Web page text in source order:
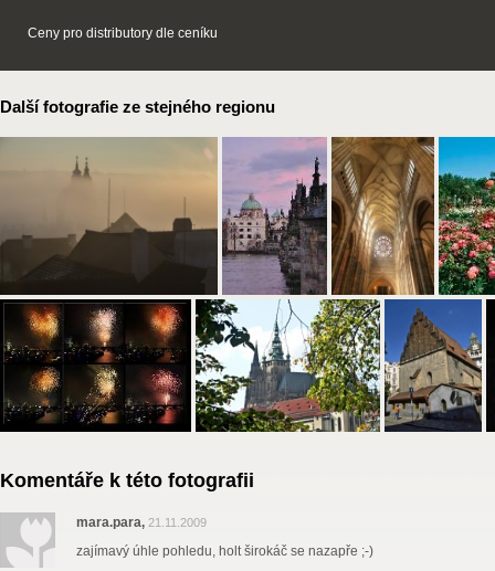
Ceny pro distributory dle ceníku
Další fotografie ze stejného regionu
Komentáře k této fotografii
mara.para, 21.11.2009
zajímavý úhle pohledu, holt širokáč se nazapře ;-)